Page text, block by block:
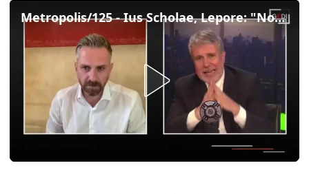
Metropolis/125 - Ius Scholae, Lepore: "Non si può aspettare. Il Pd si giochi tutto su diritti civili e sociali"